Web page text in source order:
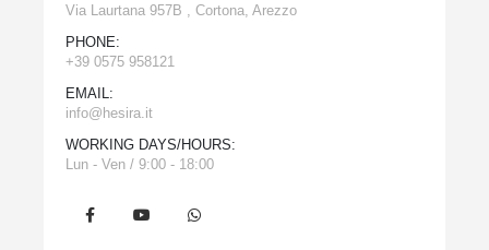
Via Laurtana 957B , Cortona, Arezzo
PHONE:
+39 0575 958121
EMAIL:
info@hesira.it
WORKING DAYS/HOURS:
Lun - Ven / 9:00 - 18:00